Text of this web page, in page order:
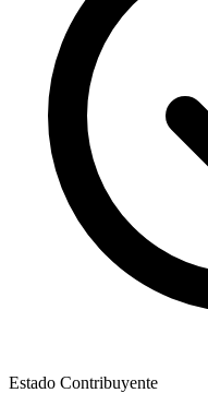
Estado Contribuyente